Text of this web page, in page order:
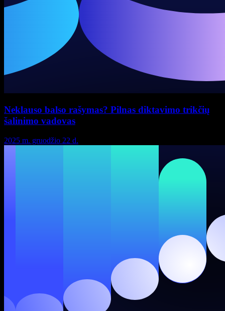
Neklauso balso rašymas? Pilnas diktavimo trikčių
šalinimo vadovas
2025 m. gruodžio 22 d.